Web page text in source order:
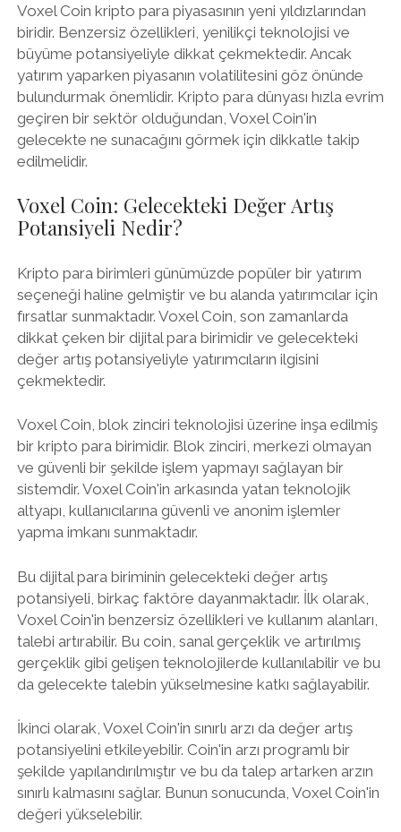
Voxel Coin kripto para piyasasının yeni yıldızlarından
biridir. Benzersiz özellikleri, yenilikçi teknolojisi ve
büyüme potansiyeliyle dikkat çekmektedir. Ancak
yatırım yaparken piyasanın volatilitesini göz önünde
bulundurmak önemlidir. Kripto para dünyası hızla evrim
geçiren bir sektör olduğundan, Voxel Coin'in
gelecekte ne sunacağını görmek için dikkatle takip
edilmelidir.
Voxel Coin: Gelecekteki Değer Artış
Potansiyeli Nedir?
Kripto para birimleri günümüzde popüler bir yatırım
seçeneği haline gelmiştir ve bu alanda yatırımcılar için
fırsatlar sunmaktadır. Voxel Coin, son zamanlarda
dikkat çeken bir dijital para birimidir ve gelecekteki
değer artış potansiyeliyle yatırımcıların ilgisini
çekmektedir.
Voxel Coin, blok zinciri teknolojisi üzerine inşa edilmiş
bir kripto para birimidir. Blok zinciri, merkezi olmayan
ve güvenli bir şekilde işlem yapmayı sağlayan bir
sistemdir. Voxel Coin'in arkasında yatan teknolojik
altyapı, kullanıcılarına güvenli ve anonim işlemler
yapma imkanı sunmaktadır.
Bu dijital para biriminin gelecekteki değer artış
potansiyeli, birkaç faktöre dayanmaktadır. İlk olarak,
Voxel Coin'in benzersiz özellikleri ve kullanım alanları,
talebi artırabilir. Bu coin, sanal gerçeklik ve artırılmış
gerçeklik gibi gelişen teknolojilerde kullanılabilir ve bu
da gelecekte talebin yükselmesine katkı sağlayabilir.
İkinci olarak, Voxel Coin'in sınırlı arzı da değer artış
potansiyelini etkileyebilir. Coin'in arzı programlı bir
şekilde yapılandırılmıştır ve bu da talep artarken arzın
sınırlı kalmasını sağlar. Bunun sonucunda, Voxel Coin'in
değeri yükselebilir.